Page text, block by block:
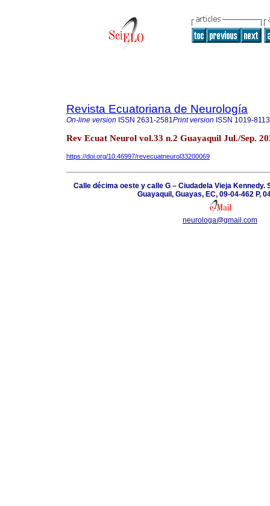
Revista Ecuatoriana de Neurología
On-line version ISSN 2631-2581Print version ISSN 1019-8113
Rev Ecuat Neurol vol.33 n.2 Guayaquil Jul./Sep.
https://doi.org/10.46997/revecuatneurol33200069
Calle décima oeste y calle G – Ciudadela Vieja Kennedy.
Guayaquil, Guayas, EC, 09-04-462 P,
neurologa@gmail.com